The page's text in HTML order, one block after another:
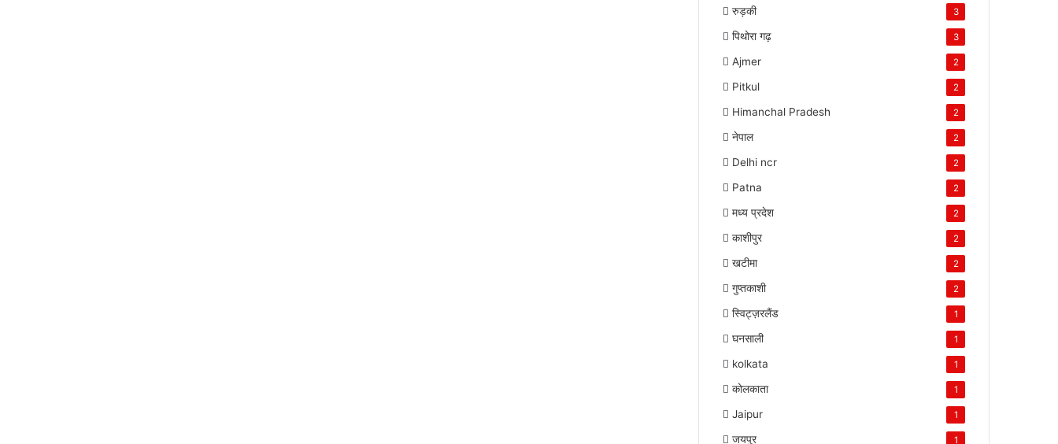
रुड़की 3
पिथोरा गढ़ 3
Ajmer 2
Pitkul 2
Himanchal Pradesh 2
नेपाल 2
Delhi ncr 2
Patna 2
मध्य प्रदेश 2
काशीपुर 2
खटीमा 2
गुप्तकाशी 2
स्विट्ज़रलैंड 1
घनसाली 1
kolkata 1
कोलकाता 1
Jaipur 1
जयपुर 1